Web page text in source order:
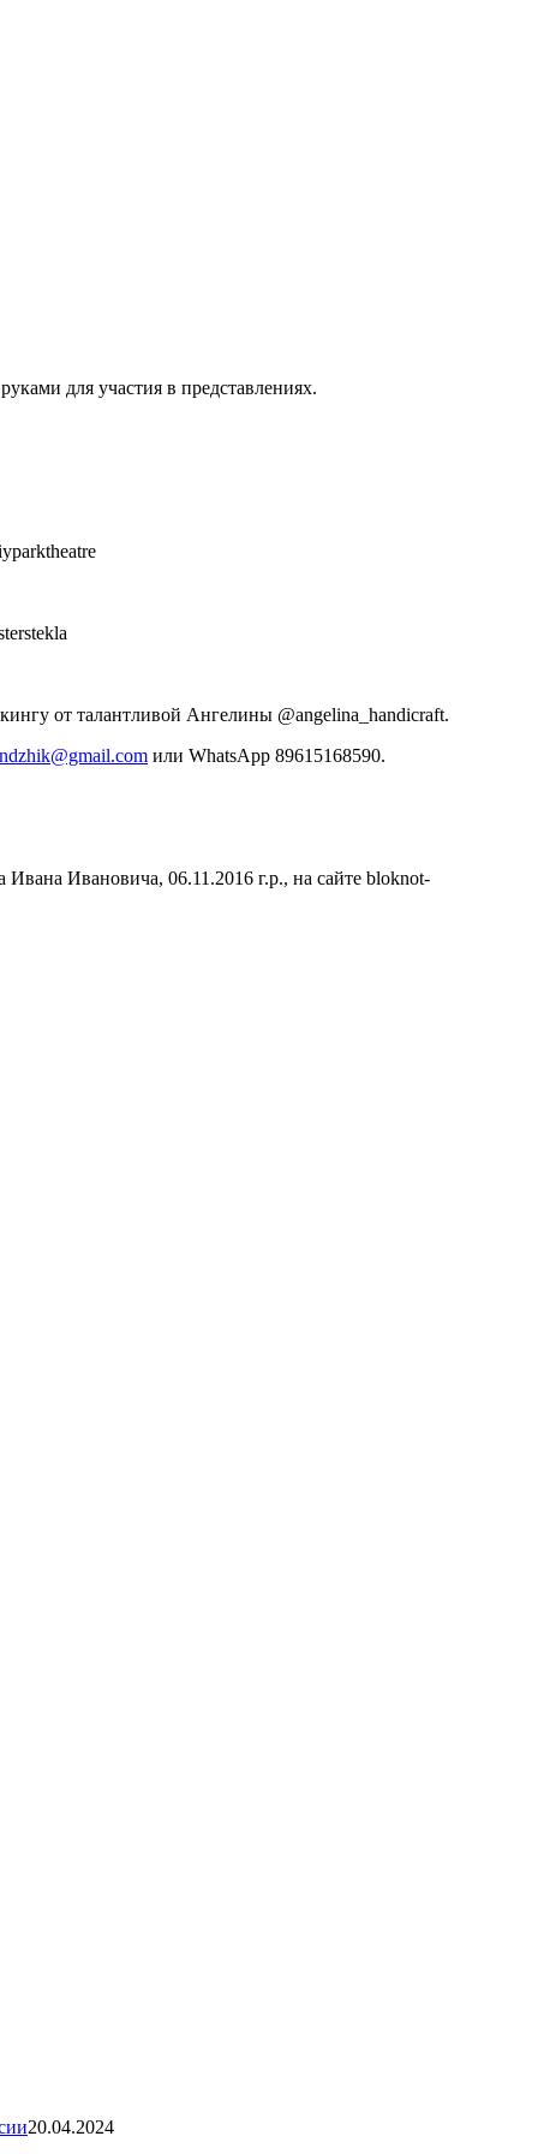
для участия в представлениях.
от талантливой Ангелины @angelina_handicraft.
или WhatsApp 89615168590.
Ивановича, 06.11.2016 г.р., на сайте bloknot-
20.04.2024